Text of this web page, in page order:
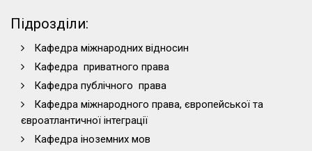
Підрозділи:
Кафедра міжнародних відносин
Кафедра приватного права
Кафедра публічного права
Кафедра міжнародного права, європейської та
євроатлантичної інтеграції
Кафедра іноземних мов